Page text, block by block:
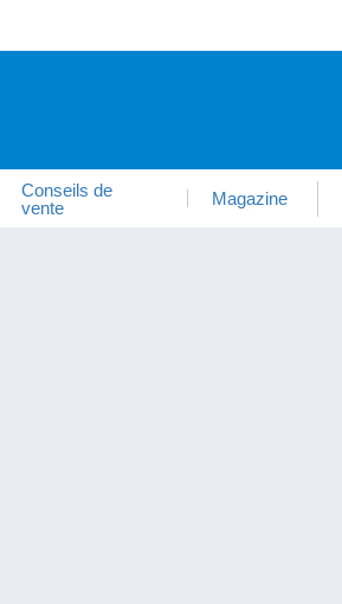
Conseils de
vente
Magazine